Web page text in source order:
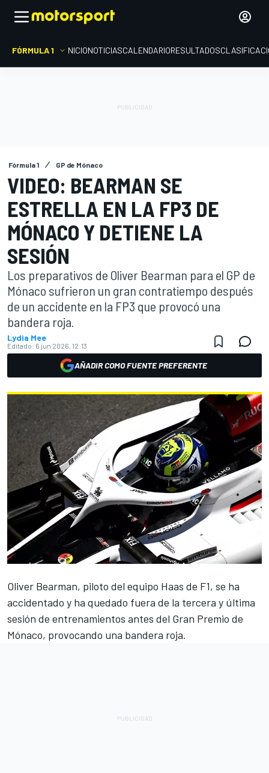
FÓRMULA 1 INICIONOTICIASCALENDARIORESULTADOS
Fórmula 1 GP de Mónaco
VIDEO: BEARMAN SE
ESTRELLA EN LA FP3 DE
MÓNACO Y DETIENE LA
SESIÓN
Los preparativos de Oliver Bearman para el GP de
Mónaco sufrieron un gran contratiempo después
de un accidente en la FP3 que provocó una
bandera roja.
Lydia Mee
Editado: 6 jun 2026, 12:13
AÑADIR COMO FUENTE PREFERENTE
Oliver Bearman, piloto del equipo Haas de F1, se ha
accidentado y ha quedado fuera de la tercera y última
sesión de entrenamientos antes del Gran Premio de
Mónaco, provocando una bandera roja.